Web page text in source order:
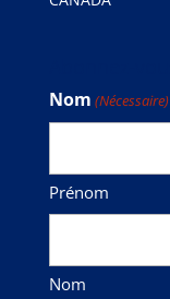
Nom (Nécessaire)
Prénom
Nom